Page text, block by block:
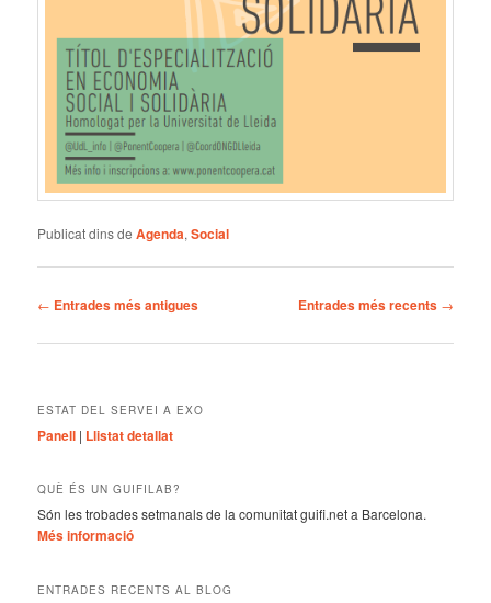
Publicat dins de Agenda,Social
Navegació
les
← Entrades més antigues Entrades més recents →
ESTAT DEL SERVEI A EXO
Panell | Llistat detallat
QUÈ ÉS UN GUIFILAB?
Són les trobades setmanals de la comunitat guifi.net a Barcelona.
Més informació
ENTRADES RECENTS AL BLOG